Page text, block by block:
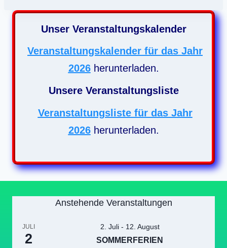
Unser Veranstaltungskalender
Veranstaltungskalender für das Jahr
2026herunterladen.
Unsere Veranstaltungsliste
Veranstaltungsliste für das Jahr
2026herunterladen.
Anstehende Veranstaltungen
JULI
2
2. Juli- 12. August
SOMMERFERIEN